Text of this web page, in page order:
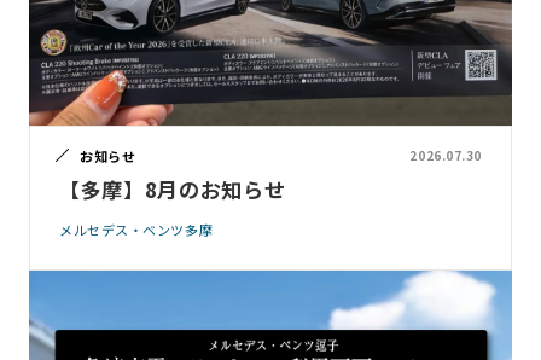
お知らせ 2026.07.30
【多摩】8月のお知らせ
メルセデス・ベンツ多摩